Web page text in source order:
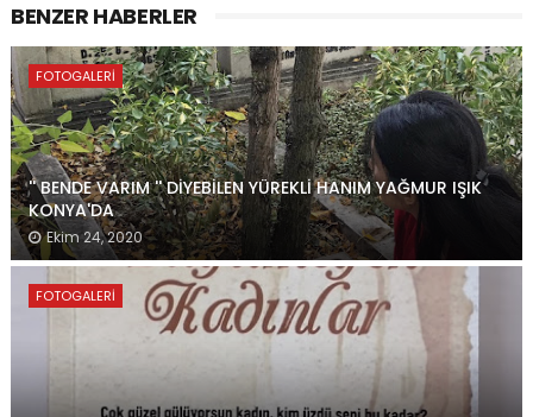
BENZER HABERLER
FOTOGALERI
'' BENDE VARIM '' DİYEBİLEN YÜREKLİ HANIM YAĞMUR IŞIK
KONYA'DA
Ekim 24, 2020
FOTOGALERI